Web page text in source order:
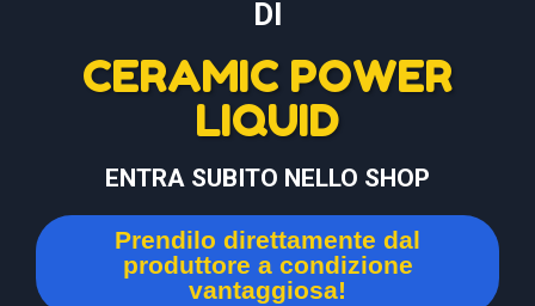
DI
CERAMIC POWER
LIQUID
ENTRA SUBITO NELLO SHOP
Prendilo direttamente dal
produttore a condizione
vantaggiosa!